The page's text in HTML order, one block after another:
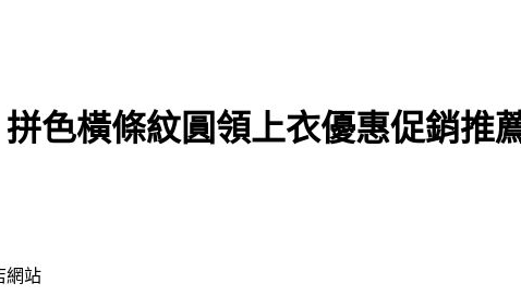
色橫條紋圓領上衣優惠促銷推
網站